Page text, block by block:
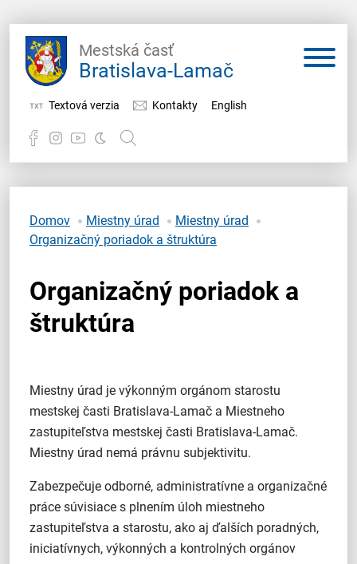
Mestská časť
Bratislava-Lamač
Textová verzia Kontakty English
Samospráva
Miestny úrad
O Lamači
Domov Miestny úrad
Miestny úrad
Organizačný poriadok a štruktúra
Organizačný poriadok a
štruktúra
Miestny úrad je výkonným orgánom starostu
mestskej časti Bratislava-Lamač a Miestneho
zastupiteľstva mestskej časti Bratislava-Lamač.
Miestny úrad nemá právnu subjektivitu.
Zabezpečuje odborné, administratívne a organizačné
práce súvisiace s plnením úloh miestneho
zastupiteľstva a starostu, ako aj ďalších poradných,
iniciatívnych, výkonných a kontrolných orgánov